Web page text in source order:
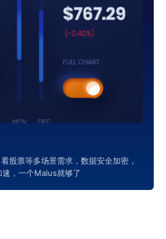
股票等多场景需求，数据安全加密，
，一个Malus就够了